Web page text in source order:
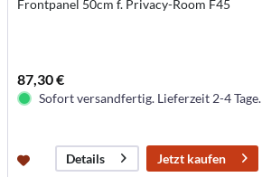
Frontpanel 50cm f. Privacy-Room F45
87,30 €
Sofort versandfertig. Lieferzeit 2-4 Tage.
Details Jetzt kaufen